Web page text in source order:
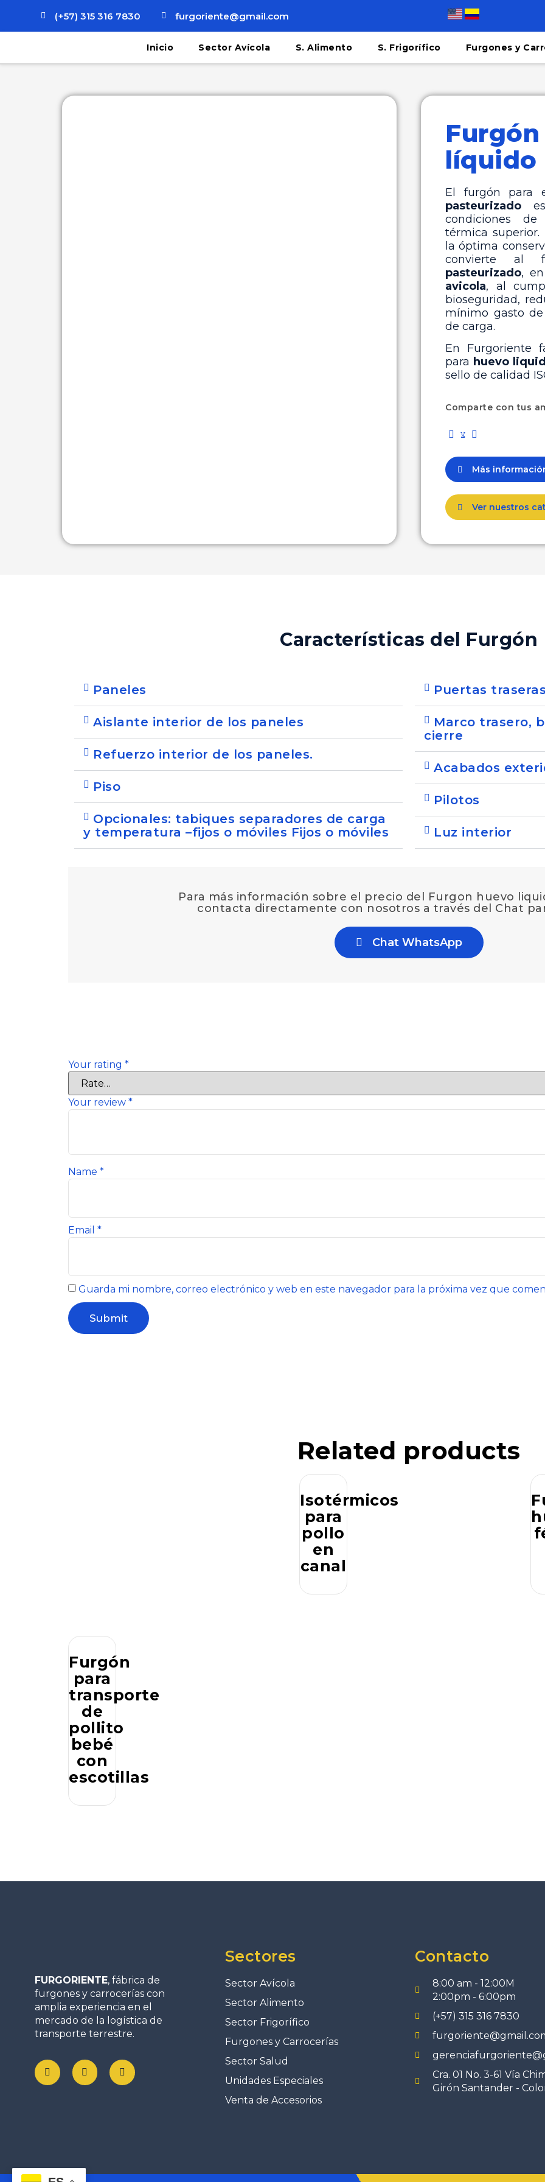
(+57) 315 316 7830 furgoriente@gmail.com
Inicio Sector Avícola S. Alimento S. Frigorífico Furgones y
líquido
El furgón para
pasteurizado
condiciones
térmica superior.
la óptima
convierte al
pasteurizado,
avicola, al
bioseguridad,
mínimo gasto
de carga.
En Furgoriente
para huevo
sello de calidad
Comparte con tus
Más
Ver nuestros
Características del Furgón
Paneles
Aislante interior de los paneles
Refuerzo interior de los paneles.
Piso
Opcionales: tabiques separadores de carga
y temperatura –fijos o móviles Fijos o móviles
Puertas
Marco trasero,
cierre
Acabados
Pilotos
Luz interior
Para más información sobre el precio del Furgon huevo
contacta directamente con nosotros a través del Chat
Chat WhatsApp
Your rating *
Your review *
Name *
Email *
Guarda mi nombre, correo electrónico y web en este navegador para la próxima vez que
Related products
Isotérmicos
para
pollo
en
canal
Furgón
para
transporte
de
pollito
bebé
con
escotillas
FURGORIENTE, fábrica de
furgones y carrocerías con
amplia experiencia en el
mercado de la logística de
transporte terrestre.
Sectores
Sector Avícola
Sector Alimento
Sector Frigorífico
Furgones y Carrocerías
Sector Salud
Unidades Especiales
Venta de Accesorios
Contacto
8:00 am - 12:00M
2:00pm - 6:00pm
(+57) 315 316 7830
Cra. 01 No. 3-61 Vía
Girón Santander -